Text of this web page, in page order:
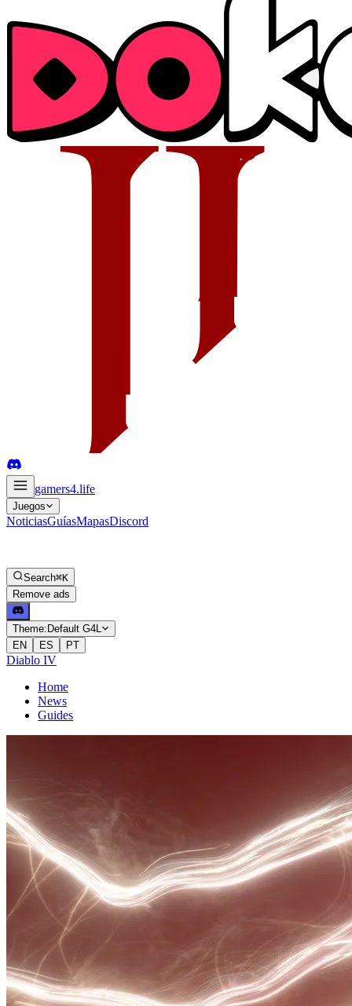
gamers4.life
Juegos
NoticiasGuíasMapasDiscord
Search⌘K
Remove ads
Theme: Default G4L
EN
ES PT
Diablo IV
Home
News
Guides